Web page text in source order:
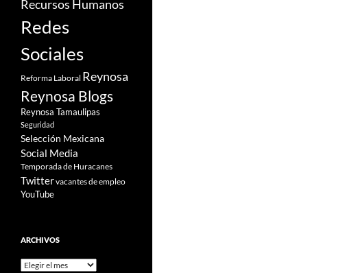
Recursos Humanos
Redes
Sociales
Reforma Laboral Reynosa
Reynosa Blogs
Reynosa Tamaulipas
Seguridad
Selección Mexicana
Social Media
Temporada de Huracanes
Twittervacantes de empleo
YouTube
ARCHIVOS
Archivos